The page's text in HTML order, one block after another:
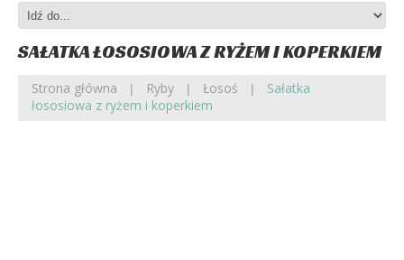
SAŁATKA ŁOSOSIOWA Z RYŻEM I KOPERKIEM
Strona główna Ryby Łosoś
Sałatka
łososiowa z ryżem i koperkiem